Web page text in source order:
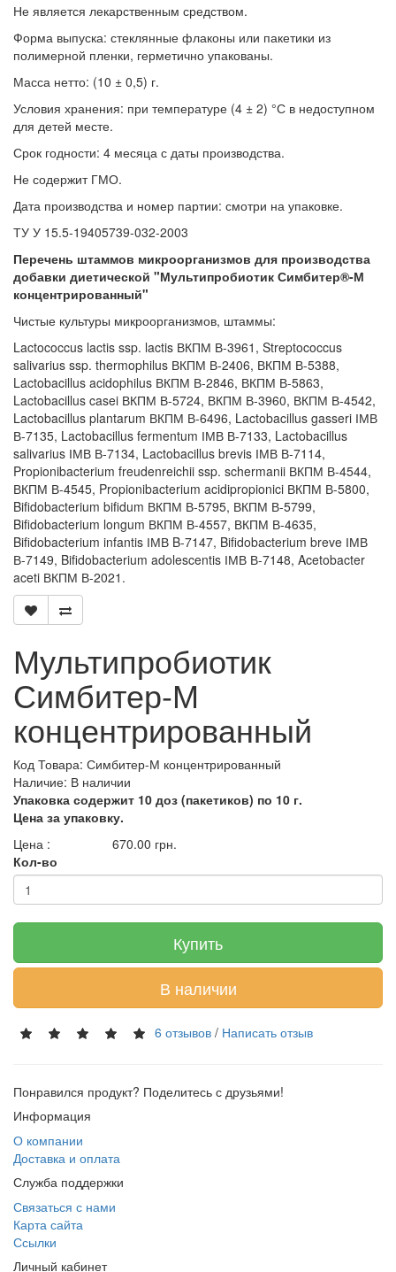
Не является лекарственным средством.
Форма выпуска: стеклянные флаконы или пакетики из
полимерной пленки, герметично упакованы.
Масса нетто: (10 ± 0,5) г.
Условия хранения: при температуре (4 ± 2) °С в недоступном
для детей месте.
Срок годности: 4 месяца с даты производства.
Не содержит ГМО.
Дата производства и номер партии: смотри на упаковке.
ТУ У 15.5-19405739-032-2003
Перечень штаммов микроорганизмов для производства
добавки диетической "Мультипробиотик Симбитер®-М
концентрированный"
Чистые культуры микроорганизмов, штаммы:
Lactococcus lactis ssp. lactis ВКПМ В-3961, Streptococcus
salivarius ssp. thermophilus ВКПМ В-2406, ВКПМ В-5388,
Lactobacillus acidophilus ВКПМ В-2846, ВКПМ В-5863,
Lactobacillus casei ВКПМ В-5724, ВКПМ В-3960, ВКПМ В-4542,
Lactobacillus plantarum ВКПМ В-6496, Lactobacillus gasseri ІМВ
В-7135, Lactobacillus fermentum ІМВ В-7133, Lactobacillus
salivarius ІМВ В-7134, Lactobacillus brevis ІМВ В-7114,
Propionibacterium freudenreichii ssp. schermanii ВКПМ В-4544,
ВКПМ В-4545, Propionibacterium acidipropionici ВКПМ В-5800,
Bifidobacterium bifidum ВКПМ В-5795, ВКПМ В-5799,
Bifidobacterium longum ВКПМ В-4557, ВКПМ В-4635,
Bifidobacterium infantis ІМВ B-7147, Bifidobacterium breve ІМВ
В-7149, Bifidobacterium adolescentis ІМВ В-7148, Acetobacter
aceti ВКПМ В-2021.
Мультипробиотик
Симбитер-М
концентрированный
Код Товара: Симбитер-М концентрированный
Наличие: В наличии
Упаковка содержит 10 доз (пакетиков) по 10 г.
Цена за упаковку.
Цена :
670.00 грн.
Кол-во
Купить
В наличии
6 отзывов / Написать отзыв
Понравился продукт? Поделитесь с друзьями!
Информация
О компании
Доставка и оплата
Служба поддержки
Связаться с нами
Карта сайта
Ссылки
Личный кабинет